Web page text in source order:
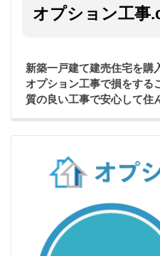
オプション工事
新築一戸建て建売住宅を購
オプション工事で損をする
質の良い工事で安心して住